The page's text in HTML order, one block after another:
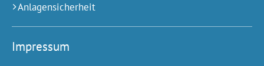
Anlagensicherheit
Impressum